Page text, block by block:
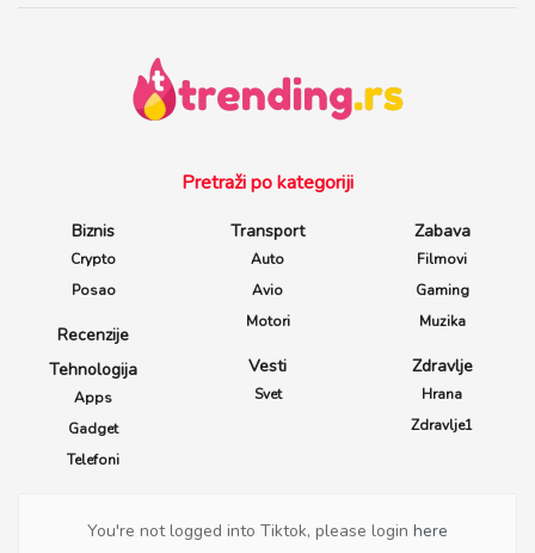
Pretraži po kategoriji
Biznis
Crypto
Posao
Recenzije
Tehnologija
Apps
Gadget
Telefoni
Transport
Auto
Avio
Motori
Vesti
Svet
Zabava
Filmovi
Gaming
Muzika
Zdravlje
Hrana
Zdravlje1
You're not logged into Tiktok, please login here